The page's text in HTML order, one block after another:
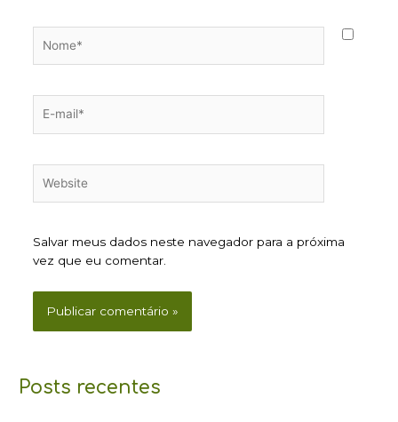
mail*
Salvar meus dados neste navegador para a próxima
vez que eu comentar.
Posts recentes